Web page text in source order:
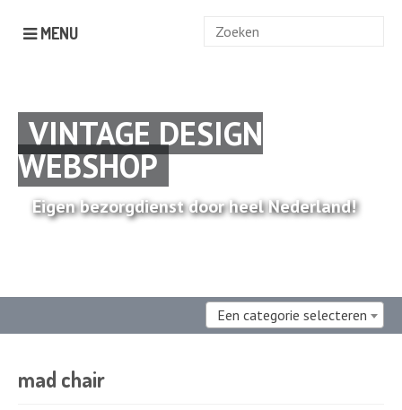
MENU
Zoek
VINTAGE DESIGN
WEBSHOP
Eigen bezorgdienst door heel Nederland!
Een categorie selecteren
mad chair